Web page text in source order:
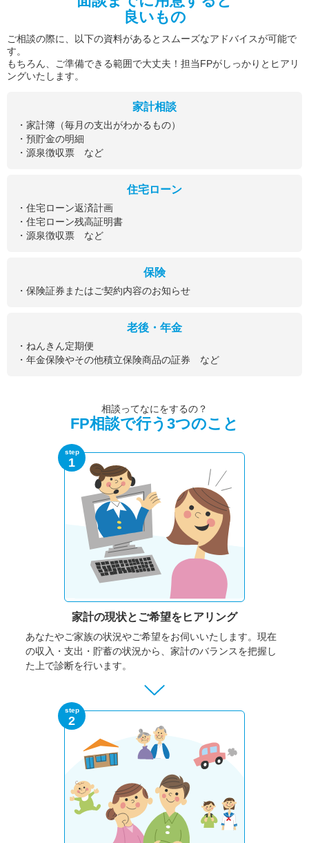
良いもの
ご相談の際に、以下の資料があるとスムーズなアドバイスが可能で
す。
もちろん、ご準備できる範囲で大丈夫！担当FPがしっかりとヒアリ
ングいたします。
家計相談
・家計簿（毎月の支出がわかるもの）
・預貯金の明細
・源泉徴収票 など
住宅ローン
・住宅ローン返済計画
・住宅ローン残高証明書
・源泉徴収票 など
保険
・保険証券またはご契約内容のお知らせ
老後・年金
・ねんきん定期便
・年金保険やその他積立保険商品の証券 など
相談ってなにをするの？
FP相談で行う3つのこと
step
1
家計の現状と ご希望をヒアリング
あなたやご家族の状況やご希望をお伺いいたします。 現在
の収入・支出・貯蓄の状況から、家計のバランスを把握し
た上で診断を行います。
step
2